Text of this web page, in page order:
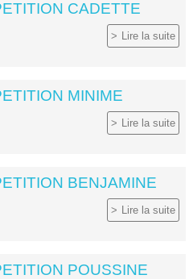
CADETTE
Lire la suite
MINIME
Lire la suite
BENJAMINE
Lire la suite
POUSSINE